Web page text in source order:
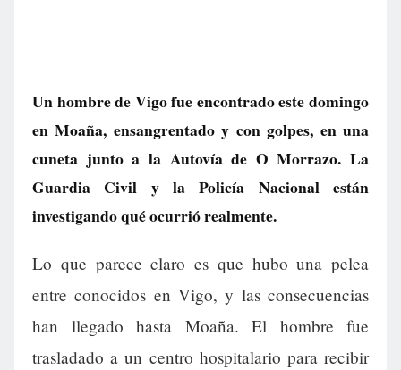
Un hombre de Vigo fue encontrado este domingo
en Moaña, ensangrentado y con golpes, en una
cuneta junto a la Autovía de O Morrazo. La
Guardia Civil y la Policía Nacional están
investigando qué ocurrió realmente.
Lo que parece claro es que hubo una pelea
entre conocidos en Vigo, y las consecuencias
han llegado hasta Moaña. El hombre fue
trasladado a un centro hospitalario para recibir